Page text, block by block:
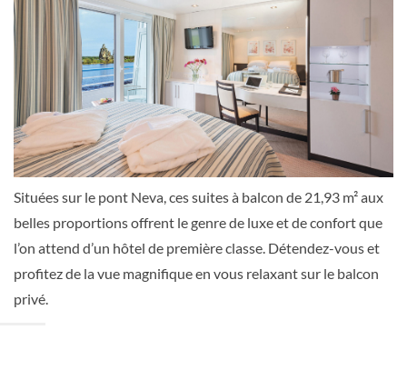
Suite à balcon
Volga Deck
Suite
Suite à balcon
Volga Deck
Situées sur le pont Neva, ces suites à balcon de 21,93 m² aux
belles proportions offrent le genre de luxe et de confort que
l’on attend d’un hôtel de première classe. Détendez-vous et
profitez de la vue magnifique en vous relaxant sur le balcon
privé.